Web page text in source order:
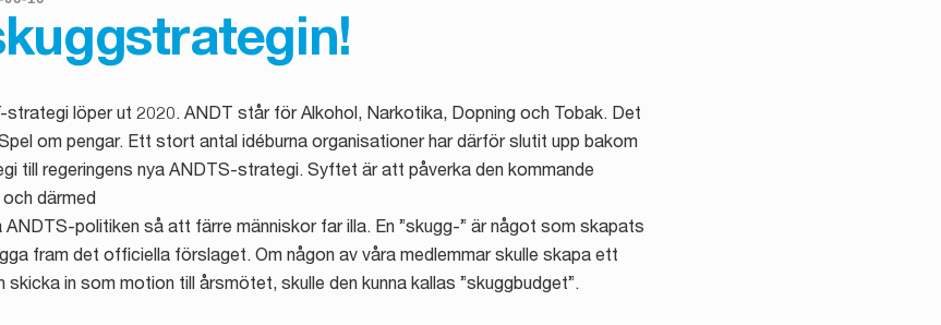
strategi löper ut 2020. ANDT står för Alkohol, Narkotika, Dopning och Tobak. Det
om pengar. Ett stort antal idéburna organisationer har därför slutit upp bakom
till regeringens nya ANDTS-strategi. Syftet är att påverka den kommande
därmed
politiken så att färre människor far illa. En ”skugg-” är något som skapats
fram det officiella förslaget. Om någon av våra medlemmar skulle skapa ett
in som motion till årsmötet, skulle den kunna kallas ”skuggbudget”.